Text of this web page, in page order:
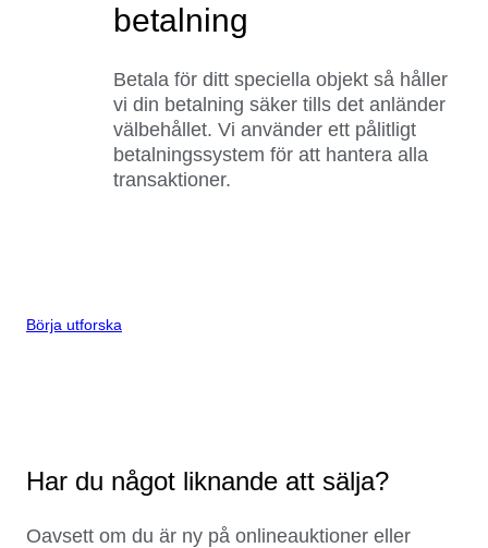
betalning
Betala för ditt speciella objekt så håller
vi din betalning säker tills det anländer
välbehållet. Vi använder ett pålitligt
betalningssystem för att hantera alla
transaktioner.
Börja utforska
Har du något liknande att sälja?
Oavsett om du är ny på onlineauktioner eller